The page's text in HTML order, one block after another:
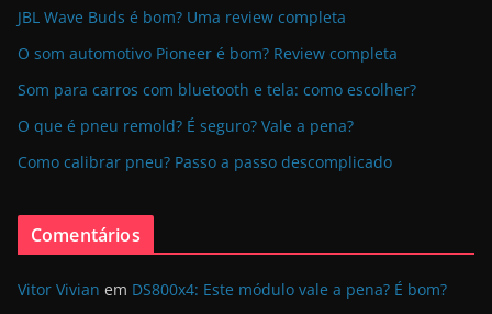
JBL Wave Buds é bom? Uma review completa
O som automotivo Pioneer é bom? Review completa
Som para carros com bluetooth e tela: como escolher?
O que é pneu remold? É seguro? Vale a pena?
Como calibrar pneu? Passo a passo descomplicado
Comentários
Vitor Vivian em DS800x4: Este módulo vale a pena? É bom?